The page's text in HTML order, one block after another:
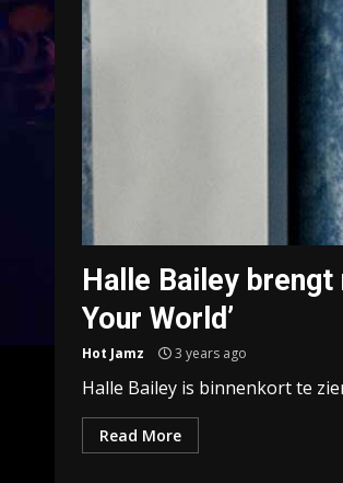
Halle Bailey
Your World’
Hot Jamz 3 years ago
Halle Bailey is binnenkort te
Read More